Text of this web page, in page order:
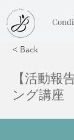
< Back
【活動報
ング講座